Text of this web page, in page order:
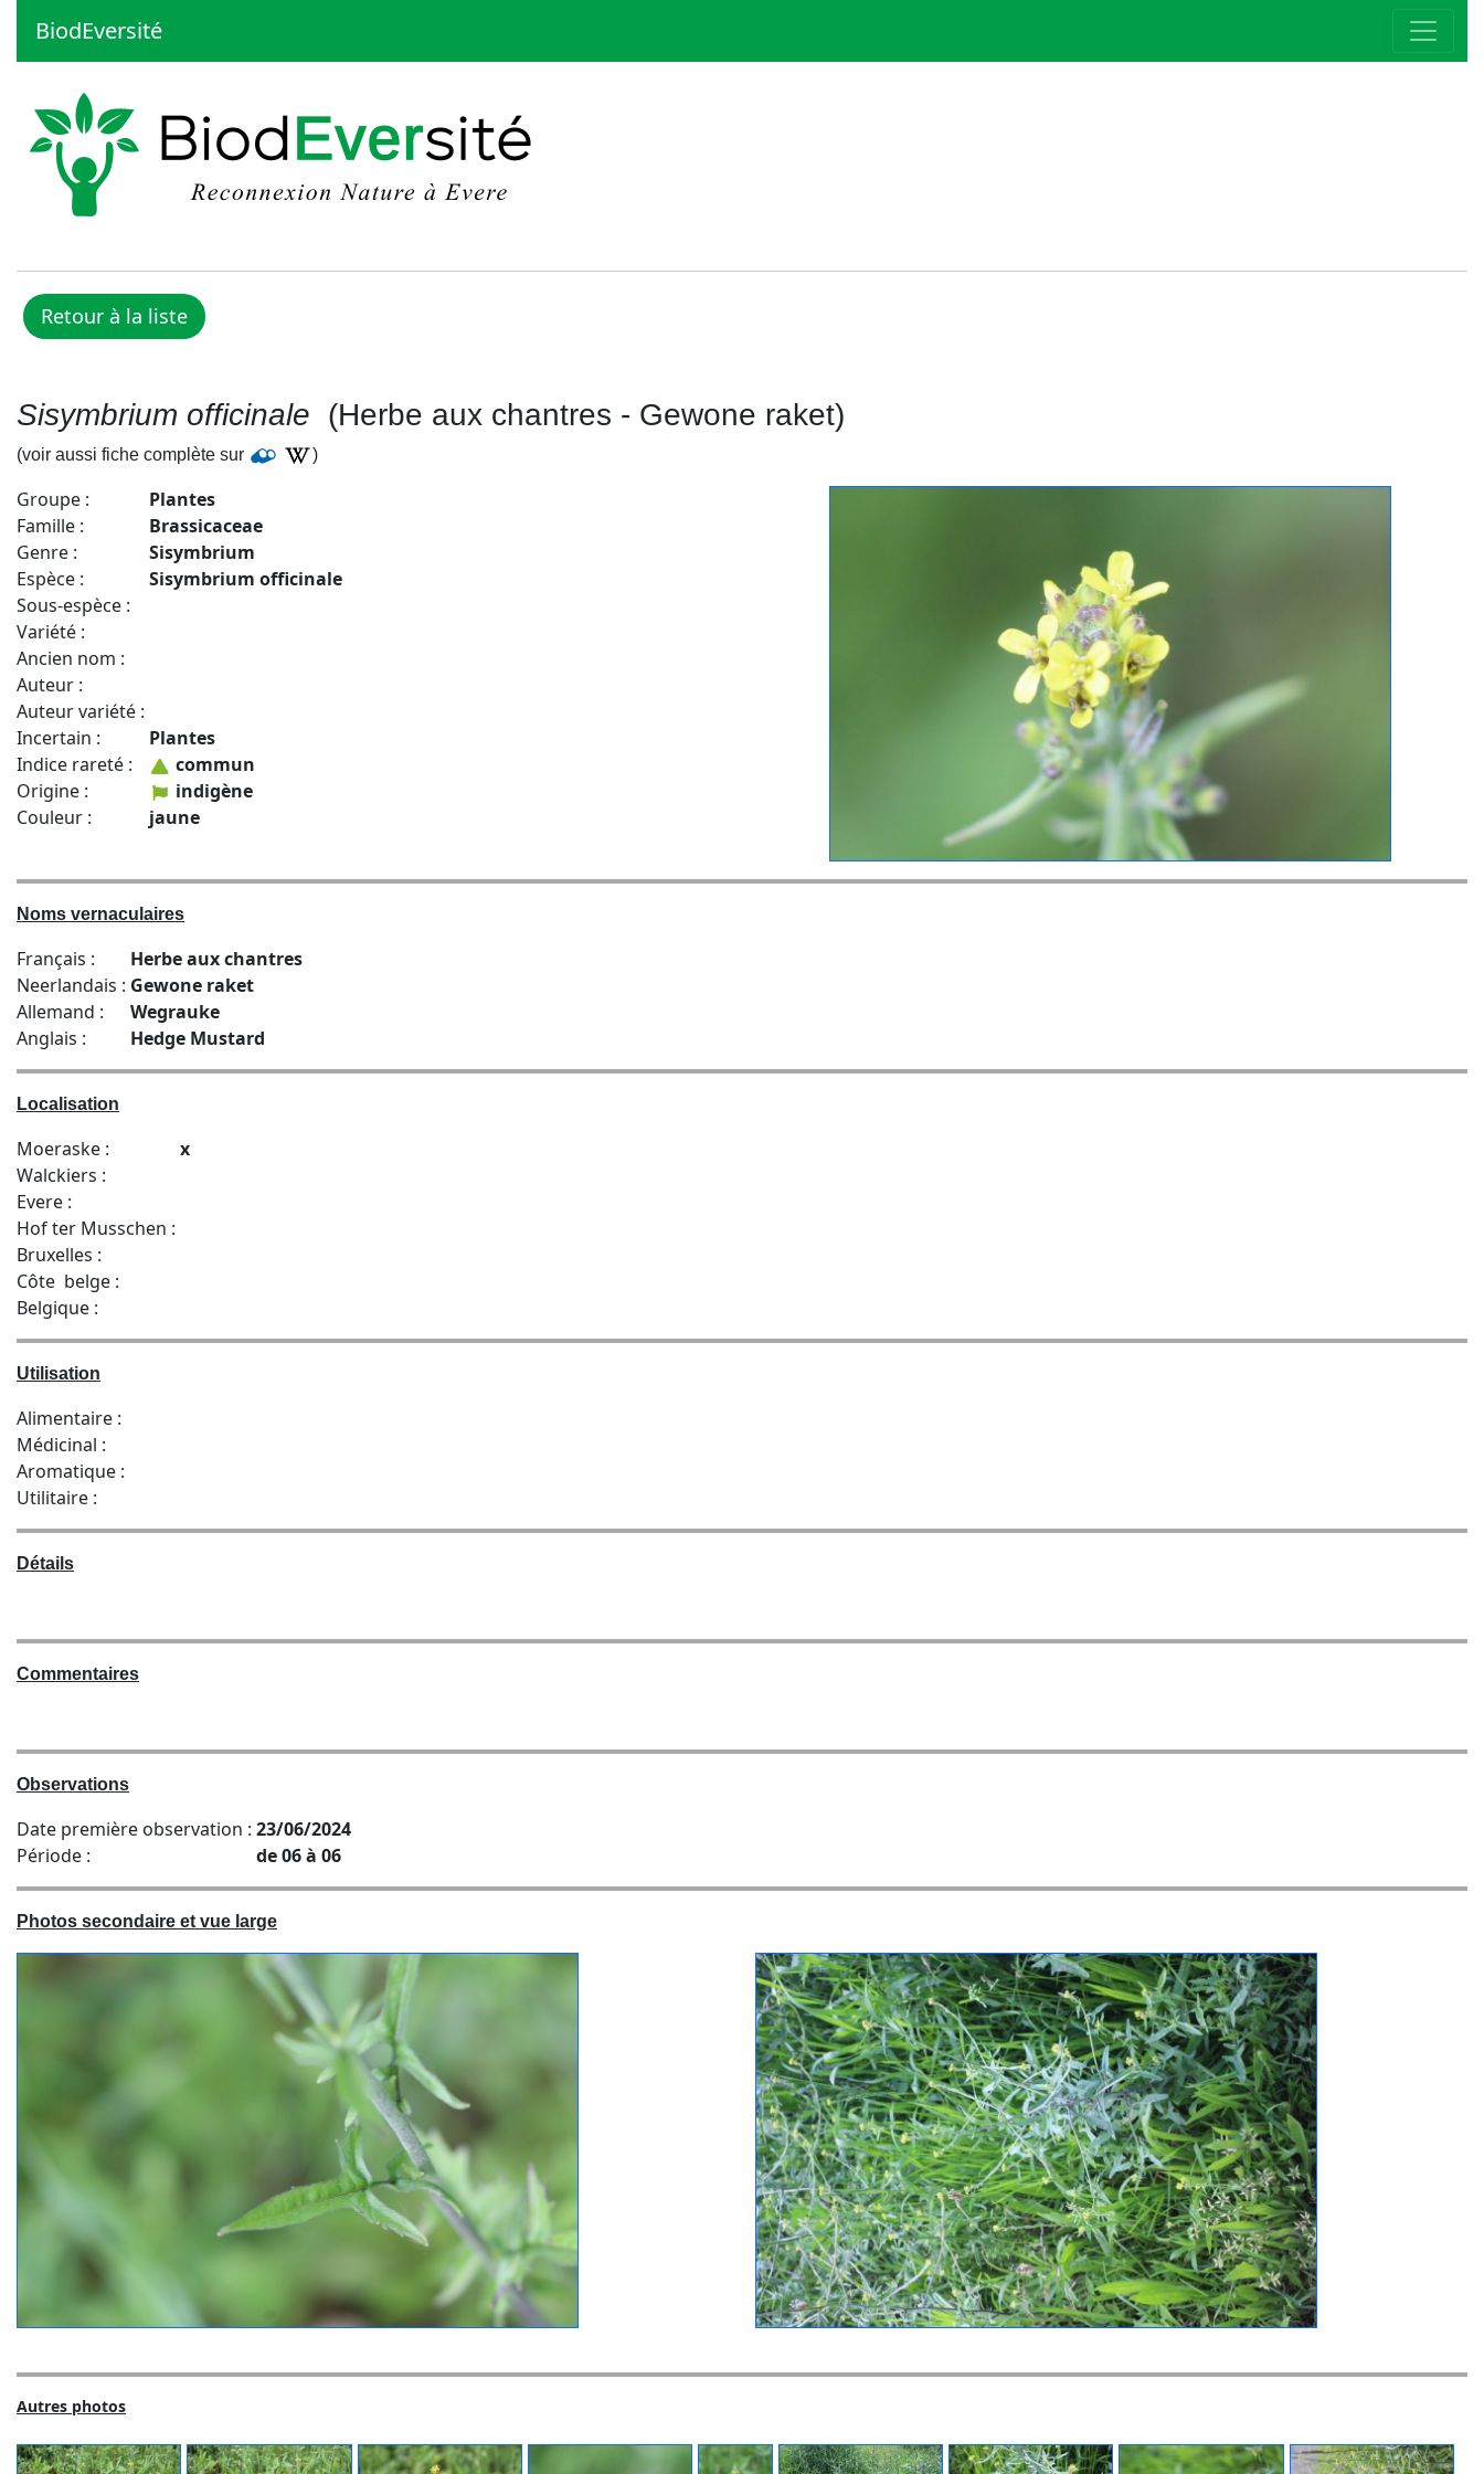
BiodEversité
Sisymbrium officinale (Herbe aux chantres - Gewone raket)
(voir aussi fiche complète sur )
Groupe :
Plantes
Famille :
Brassicaceae
Genre :
Sisymbrium
Espèce :
Sisymbrium officinale
Sous-espèce :
Variété :
Ancien nom :
Auteur :
Auteur variété :
Incertain :
Plantes
Indice rareté :
commun
Origine :
indigène
Couleur :
jaune
Noms vernaculaires
Français :
Herbe aux chantres
Neerlandais : Gewone raket
Allemand :
Wegrauke
Anglais :
Hedge Mustard
Localisation
Moeraske :
x
Walckiers :
Evere :
Hof ter Musschen :
Bruxelles :
Côte belge :
Belgique :
Utilisation
Alimentaire :
Médicinal :
Aromatique :
Utilitaire :
Détails
Commentaires
Observations
Date première observation : 23/06/2024
Période :
de 06 à 06
Photos secondaire et vue large
Autres photos